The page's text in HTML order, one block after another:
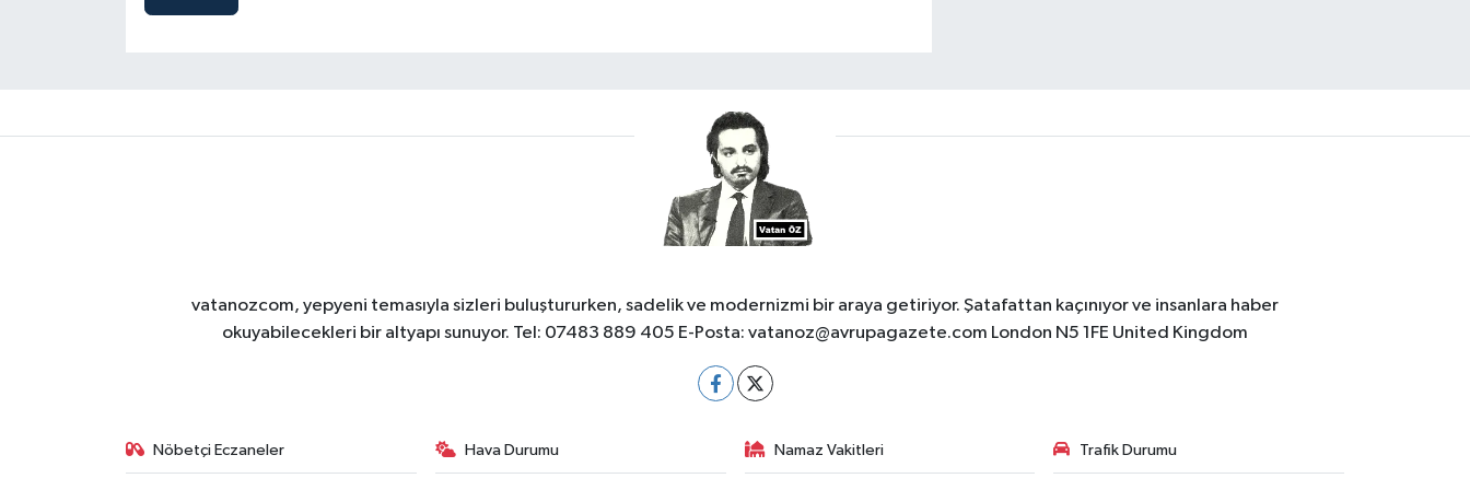
vatanozcom, yepyeni temasıyla sizleri buluştururken, sadelik ve modernizmi bir araya getiriyor. Şatafattan kaçınıyor ve insanlara haber
okuyabilecekleri bir altyapı sunuyor. Tel: 07483 889 405 E-Posta: vatanoz@avrupagazete.com London N5 1FE United Kingdom
Nöbetçi Eczaneler Hava Durumu Namaz Vakitleri Trafik Durumu